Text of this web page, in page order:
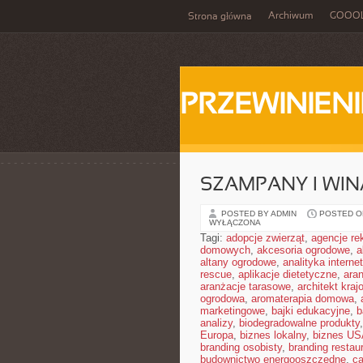
Strona główna Archiwum
SZAMPANY I
POSTED BY ADMIN POSTED
WYŁĄCZONA
Tagi: adopcje zwierząt, agencje
domowych, akcesoria ogrodowe,
altany ogrodowe, analityka
rescue, aplikacje dietetyczne,
aranżacje tarasowe, architekt
ogrodowa, aromaterapia domowa,
marketingowe, bajki edukacyjne,
analizy, biodegradowalne produkty,
Europa, biznes lokalny, biznes
branding osobisty, branding
budownictwo energooszczędne,